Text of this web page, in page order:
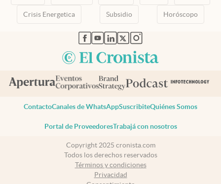
Crisis Energetica Subsidio Horóscopo
abre en nueva pestaña
abre en nueva pestaña
abre en nueva pestaña
abre en nueva pestaña
abre en nueva pestaña
ContactoCanales de WhatsAppSuscribiteQuiénes Somos
Portal de ProveedoresTrabajá con nosotros
Copyright 2025 cronista.com
Todos los derechos reservados
Términos y condiciones
Privacidad